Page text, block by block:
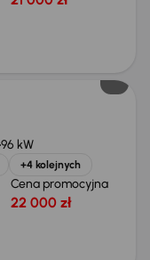
96 kW
+4 kolejnych
Cena promocyjna
22 000 zł